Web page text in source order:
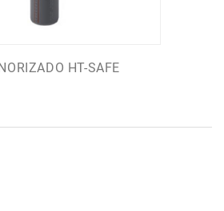
HT-SAFE